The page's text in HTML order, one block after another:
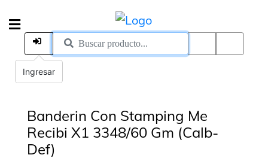
Banderin Con Stamping Me
Recibi X1 3348/60 Gm (Calb-
Def)
Ingresar